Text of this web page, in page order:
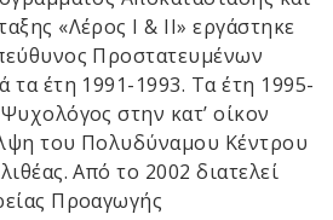
«Λέρος Ι & ΙΙ» εργάστηκε
Προστατευμένων
τα έτη 1991-1993. Τα έτη 1995-
στην κατ’ οίκον
του Πολυδύναμου Κέντρου
Από το 2002 διατελεί
Προαγωγής